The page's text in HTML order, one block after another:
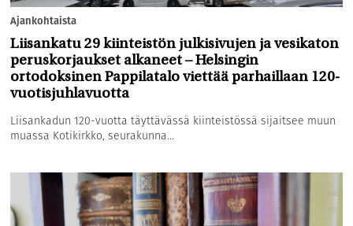
Ajankohtaista
Liisankatu 29 kiinteistön julkisivujen ja vesikaton
peruskorjaukset alkaneet – Helsingin
ortodoksinen Pappilatalo viettää parhaillaan 120-
vuotisjuhlavuotta
Liisankadun 120-vuotta täyttävässä kiinteistössä sijaitsee muun
muassa Kotikirkko, seurakunna...